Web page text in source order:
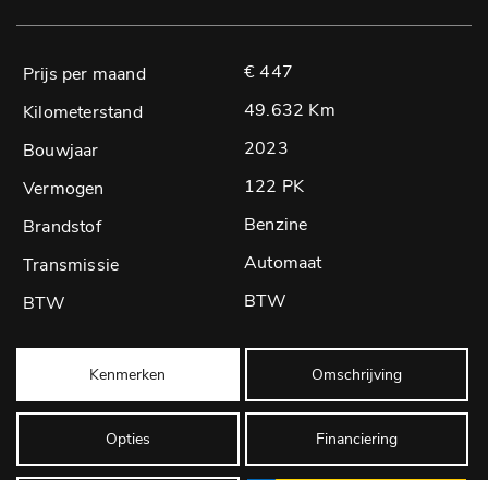
€ 447
49.632 Km
2023
122 PK
Benzine
Automaat
BTW
Kenmerken Omschrijving
Opties Financiering